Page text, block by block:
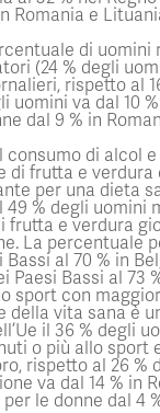
Romania e
di uomini
(24 % degli
rispetto al
uomini va dal 10
dal 9 % in
di alcol e
di frutta e verdura
per una dieta
49 % degli uomini
frutta e verdura
La percentuale
Bassi al 70 % in
Paesi Bassi al 73
sport con
della vita sana è
il 36 % degli
o più allo sport
rispetto al 26 %
va dal 14 % in
le donne dal 4